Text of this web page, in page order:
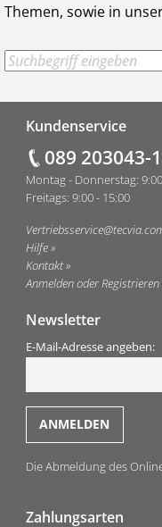
Themen, sowie in
Kundenservice
089 203043-
Montag - Donnerstag:
Freitags: 9:00 - 15:00
Hilfe
Kontakt
Anmelden oder Registrieren
Newsletter
E-Mail-Adresse angeben:
Die Abmeldung des
Zahlungsarten